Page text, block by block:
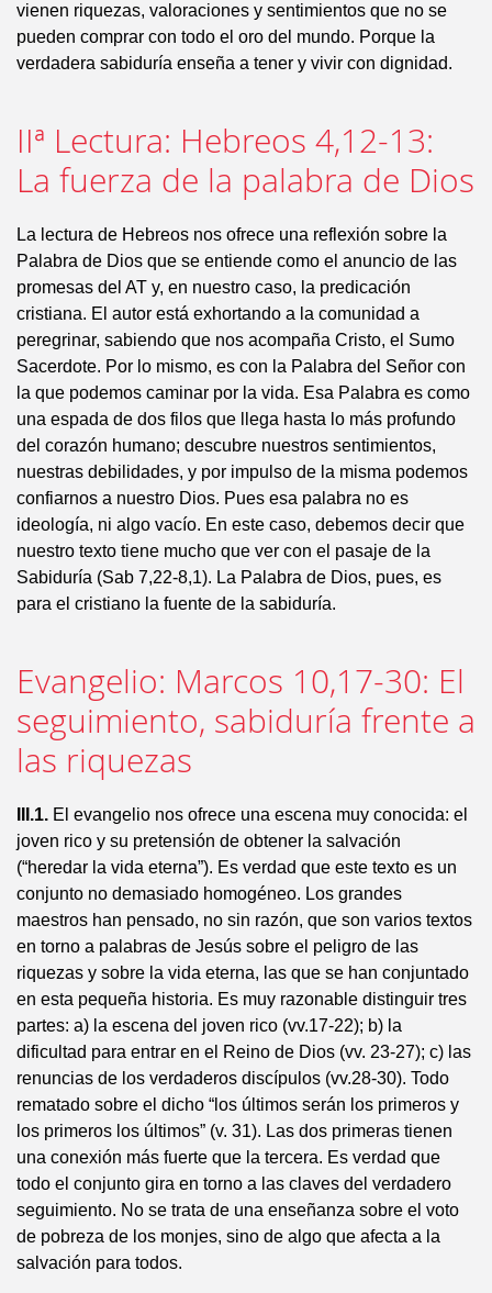
vienen riquezas, valoraciones y sentimientos que no se
pueden comprar con todo el oro del mundo. Porque la
verdadera sabiduría enseña a tener y vivir con dignidad.
IIª Lectura: Hebreos 4,12-13:
La fuerza de la palabra de Dios
La lectura de Hebreos nos ofrece una reflexión sobre la
Palabra de Dios que se entiende como el anuncio de las
promesas del AT y, en nuestro caso, la predicación
cristiana. El autor está exhortando a la comunidad a
peregrinar, sabiendo que nos acompaña Cristo, el Sumo
Sacerdote. Por lo mismo, es con la Palabra del Señor con
la que podemos caminar por la vida. Esa Palabra es como
una espada de dos filos que llega hasta lo más profundo
del corazón humano; descubre nuestros sentimientos,
nuestras debilidades, y por impulso de la misma podemos
confiarnos a nuestro Dios. Pues esa palabra no es
ideología, ni algo vacío. En este caso, debemos decir que
nuestro texto tiene mucho que ver con el pasaje de la
Sabiduría (Sab 7,22-8,1). La Palabra de Dios, pues, es
para el cristiano la fuente de la sabiduría.
Evangelio: Marcos 10,17-30: El
seguimiento, sabiduría frente a
las riquezas
III.1. El evangelio nos ofrece una escena muy conocida: el
joven rico y su pretensión de obtener la salvación
(“heredar la vida eterna”). Es verdad que este texto es un
conjunto no demasiado homogéneo. Los grandes
maestros han pensado, no sin razón, que son varios textos
en torno a palabras de Jesús sobre el peligro de las
riquezas y sobre la vida eterna, las que se han conjuntado
en esta pequeña historia. Es muy razonable distinguir tres
partes: a) la escena del joven rico (vv.17-22); b) la
dificultad para entrar en el Reino de Dios (vv. 23-27); c) las
renuncias de los verdaderos discípulos (vv.28-30). Todo
rematado sobre el dicho “los últimos serán los primeros y
los primeros los últimos” (v. 31). Las dos primeras tienen
una conexión más fuerte que la tercera. Es verdad que
todo el conjunto gira en torno a las claves del verdadero
seguimiento. No se trata de una enseñanza sobre el voto
de pobreza de los monjes, sino de algo que afecta a la
salvación para todos.